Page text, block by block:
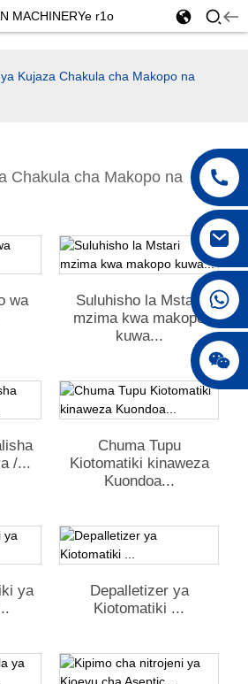
+86 18042297890
Kujaza Chakula cha Makopo na
Chakula cha Makopo na
wa
Suluhisho la Mstari
mzima kwa makopo
kuwa...
/...
Chuma Tupu
Kiotomatiki kinaweza
Kuondoa...
ya
Depalletizer ya
Kiotomatiki ...